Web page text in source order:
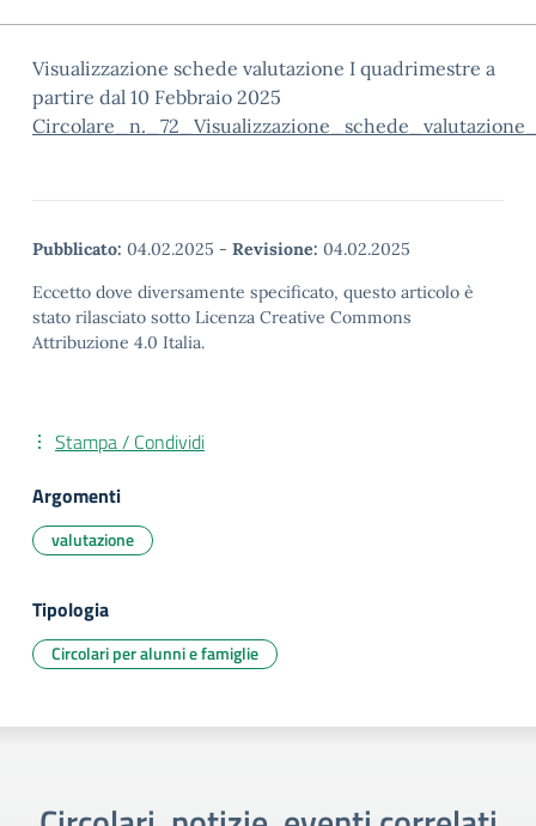
Visualizzazione schede valutazione I quadrimestre a
partire dal 10 Febbraio 2025
Pubblicato: 04.02.2025 - Revisione: 04.02.2025
Eccetto dove diversamente specificato, questo articolo è
stato rilasciato sotto Licenza Creative Commons
Attribuzione 4.0 Italia.
Stampa / Condividi
Argomenti
valutazione
Tipologia
Circolari per alunni e famiglie